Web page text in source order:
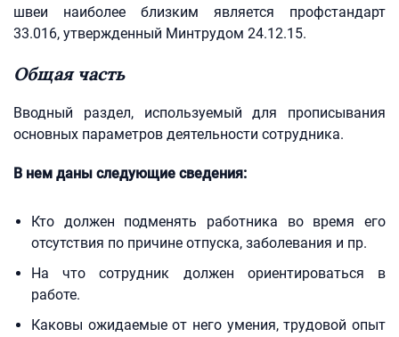
швеи наиболее близким является профстандарт
33.016, утвержденный Минтрудом 24.12.15.
Общая часть
Вводный раздел, используемый для прописывания
основных параметров деятельности сотрудника.
В нем даны следующие сведения:
Кто должен подменять работника во время его
отсутствия по причине отпуска, заболевания и пр.
На что сотрудник должен ориентироваться в
работе.
Каковы ожидаемые от него умения, трудовой опыт